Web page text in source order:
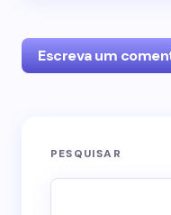
Escreva um
O seu endereço de
PESQUISAR